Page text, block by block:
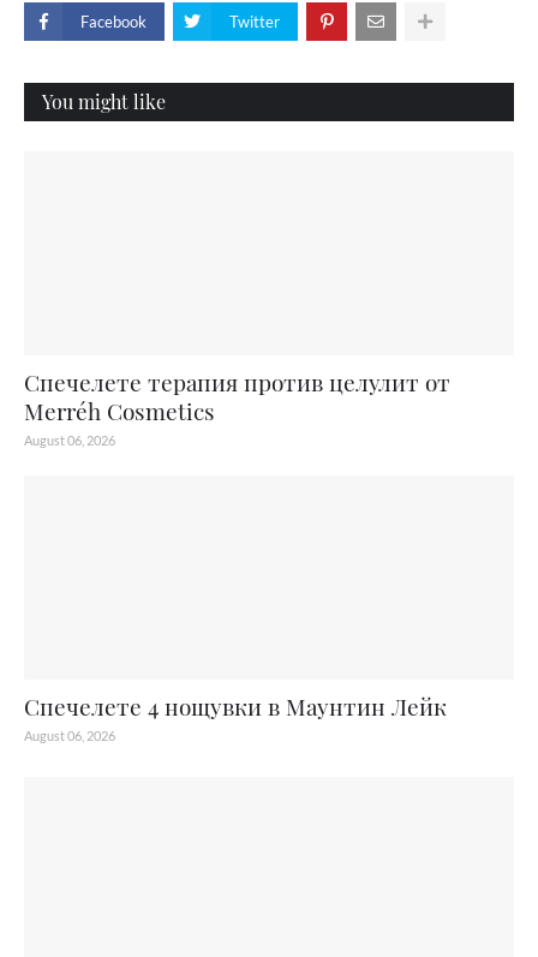
Facebook Twitter
You might like
Спечелете терапия против целулит от
Merréh Cosmetics
August 06, 2026
Спечелете 4 нощувки в Маунтин Лейк
August 06, 2026